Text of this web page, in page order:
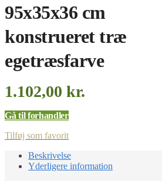
95x35x36 cm
konstrueret træ
egetræsfarve
1.102,00 kr.
Gå til forhandler
Tilføj som favorit
Beskrivelse
Yderligere information